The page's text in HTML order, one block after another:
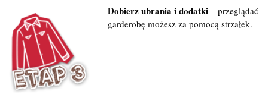
Dobierz ubrania i dodatki – przeglądać
garderobę możesz za pomocą strzałek.